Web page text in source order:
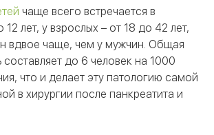
чаще всего встречается в
лет, у взрослых – от 18 до 42 лет,
вдвое чаще, чем у мужчин. Общая
до 6 человек на 1000
что и делает эту патологию самой
в хирургии после панкреатита и